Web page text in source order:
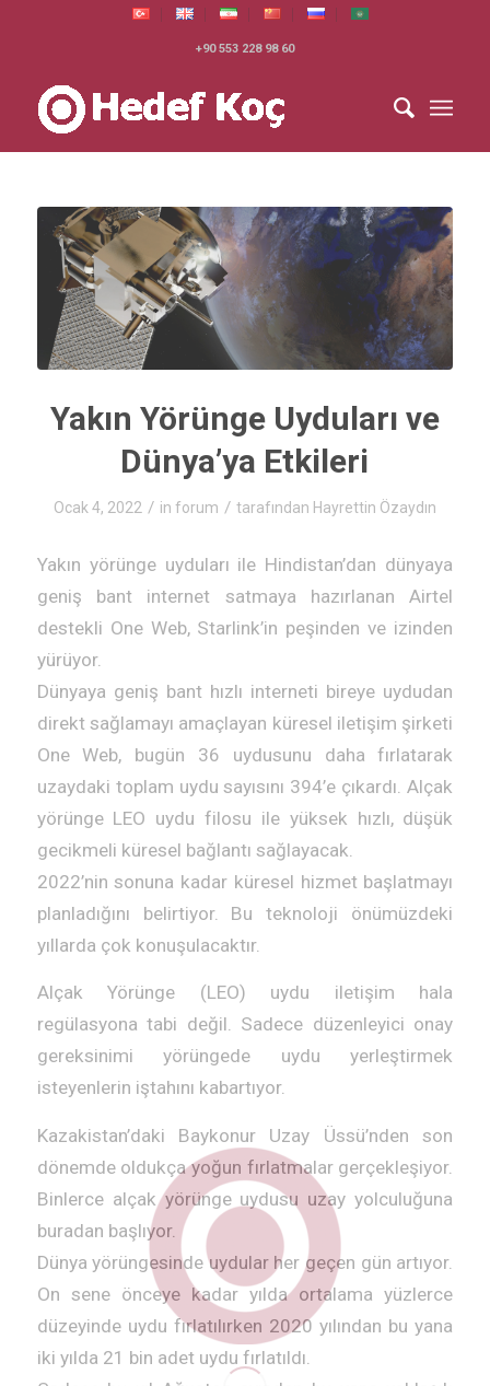
+90 553 228 98 60
Yakın Yörünge Uyduları ve
Dünya’ya Etkileri
Ocak 4, 2022 / in forum / tarafından Hayrettin Özaydın
Yakın yörünge uyduları ile Hindistan’dan dünyaya
geniş bant internet satmaya hazırlanan Airtel
destekli One Web, Starlink’in peşinden ve izinden
yürüyor.
Dünyaya geniş bant hızlı interneti bireye uydudan
direkt sağlamayı amaçlayan küresel iletişim şirketi
One Web, bugün 36 uydusunu daha fırlatarak
uzaydaki toplam uydu sayısını 394’e çıkardı. Alçak
yörünge LEO uydu filosu ile yüksek hızlı, düşük
gecikmeli küresel bağlantı sağlayacak.
2022’nin sonuna kadar küresel hizmet başlatmayı
planladığını belirtiyor. Bu teknoloji önümüzdeki
yıllarda çok konuşulacaktır.
Alçak Yörünge (LEO) uydu iletişim hala
regülasyona tabi değil. Sadece düzenleyici onay
gereksinimi yörüngede uydu yerleştirmek
isteyenlerin iştahını kabartıyor.
Kazakistan’daki Baykonur Uzay Üssü’nden son
dönemde oldukça yoğun fırlatmalar gerçekleşiyor.
Binlerce alçak yörünge uydusu uzay yolculuğuna
buradan başlıyor.
Dünya yörüngesinde uydular her geçen gün artıyor.
On sene önceye kadar yılda ortalama yüzlerce
düzeyinde uydu fırlatılırken 2020 yılından bu yana
iki yılda 21 bin adet uydu fırlatıldı.